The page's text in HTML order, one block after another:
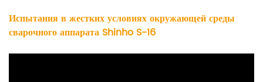
Испытания в жестких условиях окружающей среды
сварочного аппарата Shinho S-16